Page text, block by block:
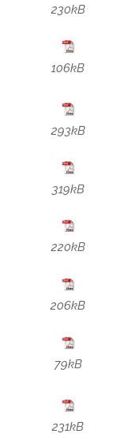
230kB
106kB
293kB
319kB
220kB
206kB
79kB
231kB